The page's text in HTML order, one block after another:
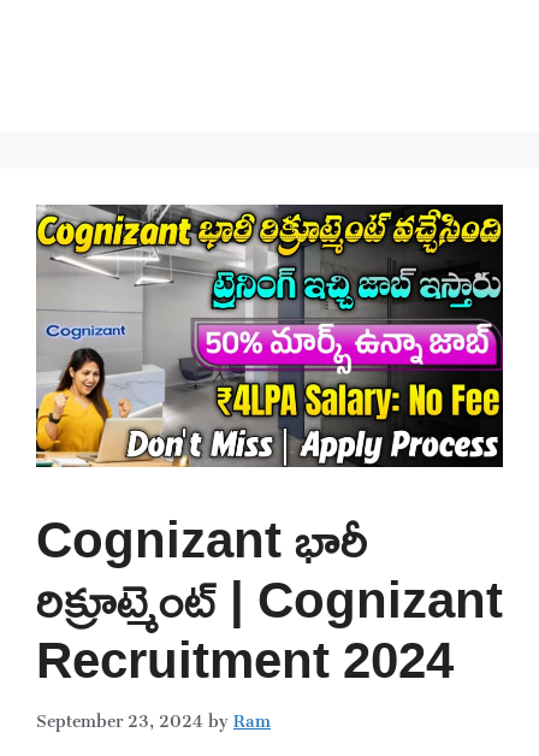
Cognizant భారీ
రిక్రూట్మెంట్ | Cognizant
Recruitment 2024
September 23, 2024byRam